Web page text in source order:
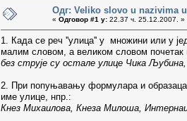
Одг: Veliko slovo u nazivima
« Одговор #1 у: 22.37 ч. 25.12.2007. »
1. Када се реч ''улица'' у множини или у
малим словом, а великом словом почетак
без струје су остале улице Чика
2. При попуњавању формулара и
име улице, нпр.:
Кнез Михаилова, Кнеза Милоша,